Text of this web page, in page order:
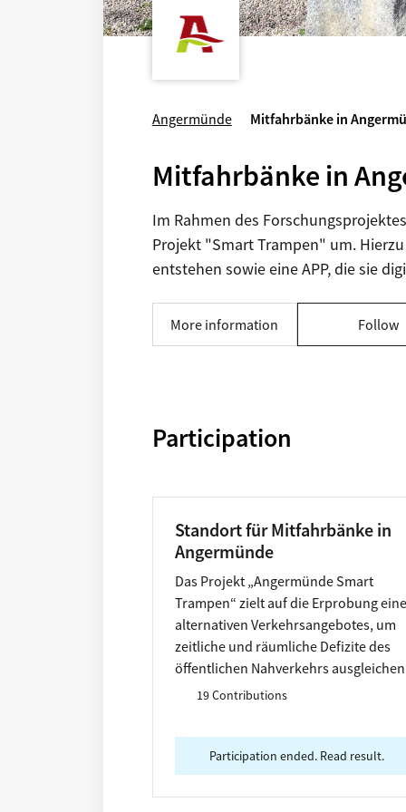
Angermünde Mitfahrbänke in
Mitfahrbänke in
Im Rahmen des
Projekt "Smart Trampen" um.
entstehen sowie eine APP, die sie
More information Follow
Participation
Standort für Mitfahrbänke in
Angermünde
Das Projekt „Angermünde Smart
Trampen“ zielt auf die Erprobung
alternativen Verkehrsangebotes, um
zeitliche und räumliche Defizite des
öffentlichen Nahverkehrs ausgleichen
zu können. Hierzu sollen an für die
genannte „Mitfahrbänke“ entstehen,
die entweder analog oder per der App
genutzt werden können. Die Idee
leitet sich aus dem im Dezember 2019
19 Contributions
Participation ended. Read result.